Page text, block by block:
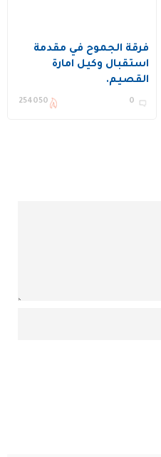
فرقة الجموح في مقدمة
استقبال وكيل امارة
القصيم.
0
254050